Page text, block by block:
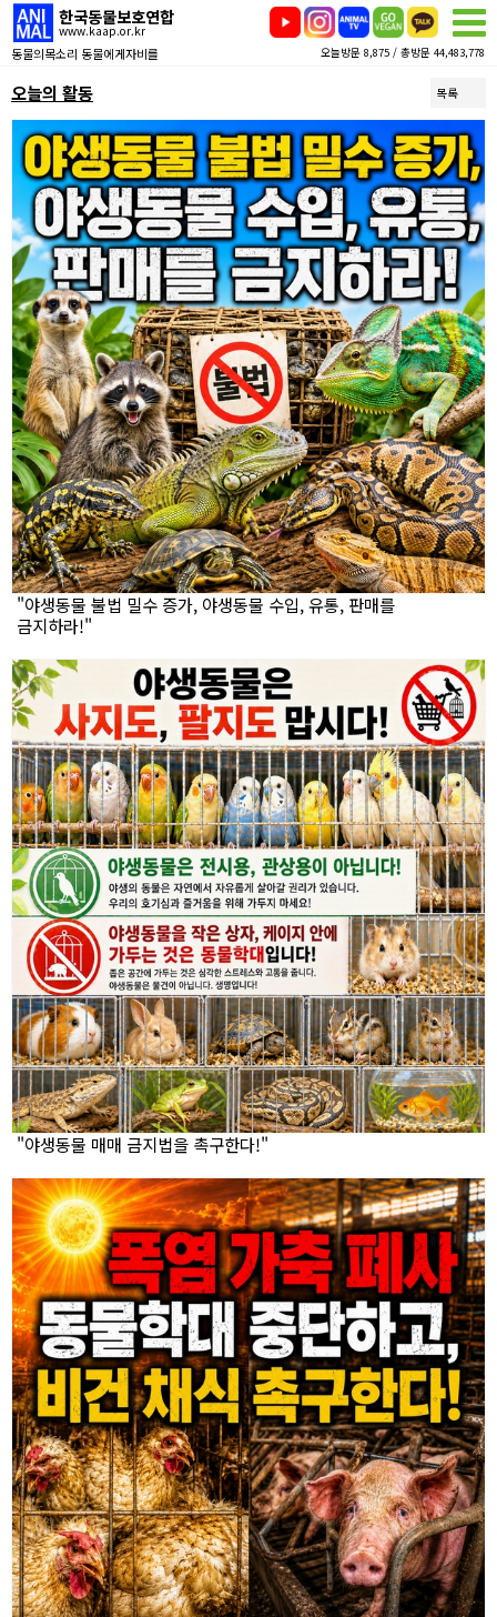
한국동물보호연합
www.kaap.or.kr
동물의목소리 동물에게자비를 오늘방문 8,875 / 총방문 44,483,778
오늘의 활동 목록
"야생동물 불법 밀수 증가, 야생동물 수입, 유통, 판매를
금지하라!"
"야생동물 매매 금지법을 촉구한다!"